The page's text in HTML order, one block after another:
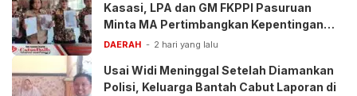
Kasasi, LPA dan GM FKPPI Pasuruan
Minta MA Pertimbangkan Kepentingan
Anak
DAERAH 2 hari yang lalu
Usai Widi Meninggal Setelah Diamankan
Polisi, Keluarga Bantah Cabut Laporan di